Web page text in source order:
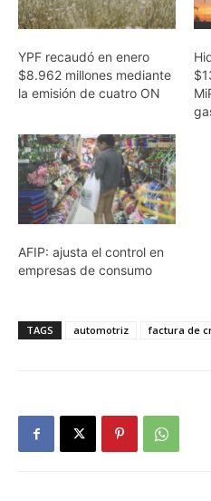
YPF recaudó en enero
$8.962 millones mediante
la emisión de cuatro ON
AFIP: ajusta el control en
empresas de consumo
TAGS automotriz factura de